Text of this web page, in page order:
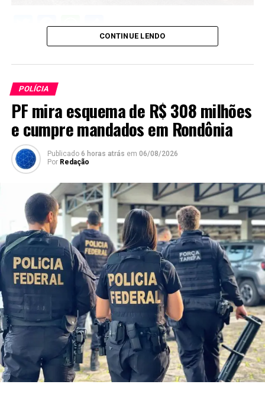
Twitter
Facebook
WhatsApp
Share
CONTINUE LENDO
POLÍCIA
PF mira esquema de R$ 308 milhões
e cumpre mandados em Rondônia
Publicado 6 horas atrás em 06/08/2026
Por Redação